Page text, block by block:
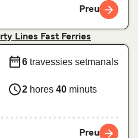
Preu
Lines Fast Ferries
6 travessies setmanals
2 hores 40 minuts
Preu